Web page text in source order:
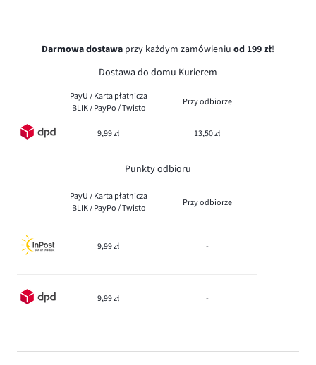
Darmowa dostawa przy każdym zamówieniu od 199 zł!
Dostawa do domu Kurierem
PayU / Karta płatnicza
BLIK / PayPo / Twisto
Przy odbiorze
9,99 zł 13,50 zł
Punkty odbioru
PayU / Karta płatnicza
BLIK / PayPo / Twisto
Przy odbiorze
9,99 zł -
9,99 zł -